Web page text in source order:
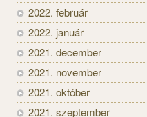
2022. február
2022. január
2021. december
2021. november
2021. október
2021. szeptember